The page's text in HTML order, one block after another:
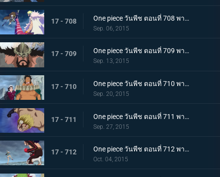
17 - 708 One piece วันพีช ตอนที่ 708 พากย์ไทย การต่อสู้ที่ดุเดือด!!! ลอว์ ปะทะ โดฟลามิงโก้!
Sep. 06, 2015
17 - 709 One piece วันพีช ตอนที่ 709 พากย์ไทย ศึกตัดสินของผู้บริหาร ไฮรูดินผู้มีความภาคภูมิสูงส่ง!
Sep. 13, 2015
17 - 710 One piece วันพีช ตอนที่ 710 พากย์ไทย สงครามความรัก ไซผู้นำคนใหม่ ปะทะ เบบี้ไฟว์!
Sep. 20, 2015
17 - 711 One piece วันพีช ตอนที่ 711 พากย์ไทย ทิฐิลูกผู้ชาย! การโจมตีสุดท้ายของเบลลามี่!
Sep. 27, 2015
17 - 712 One piece วันพีช ตอนที่ 712 พากย์ไทย พายุโหมกระหน่ำ! ฮาคุบะ ปะทะ เดลลิงเจอร์!
Oct. 04, 2015